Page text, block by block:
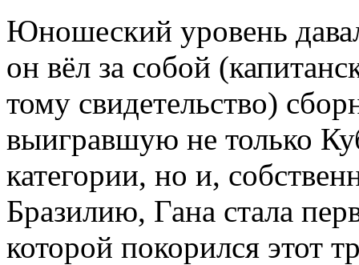
Юношеский уровень
он вёл за собой
тому свидетельство)
выигравшую не только
категории, но и,
Бразилию, Гана стала
которой покорился этот